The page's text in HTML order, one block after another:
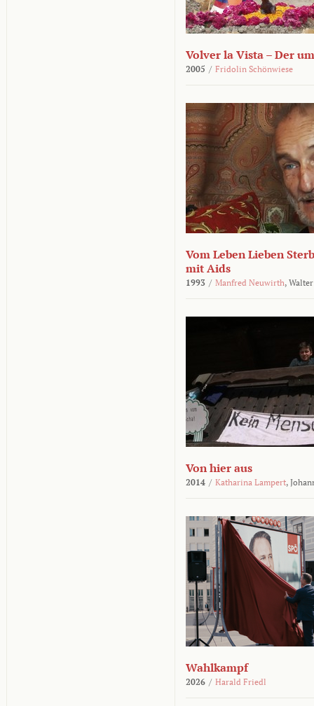
Volver la Vista – Der
2005 / Fridolin Schönwiese
Vom Leben Lieben
mit Aids
1993 / Manfred Neuwirth,
Von hier aus
2014 / Katharina Lampert,
Wahlkampf
2026 / Harald Friedl